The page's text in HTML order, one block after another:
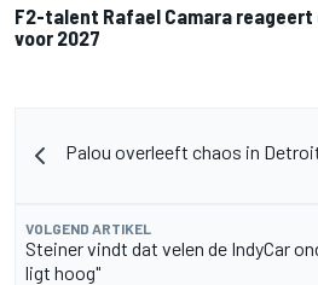
F2-talent Rafael Camara reageert
voor 2027
Palou overleeft chaos in
VOLGEND ARTIKEL
Steiner vindt dat velen de IndyCar
ligt hoog"